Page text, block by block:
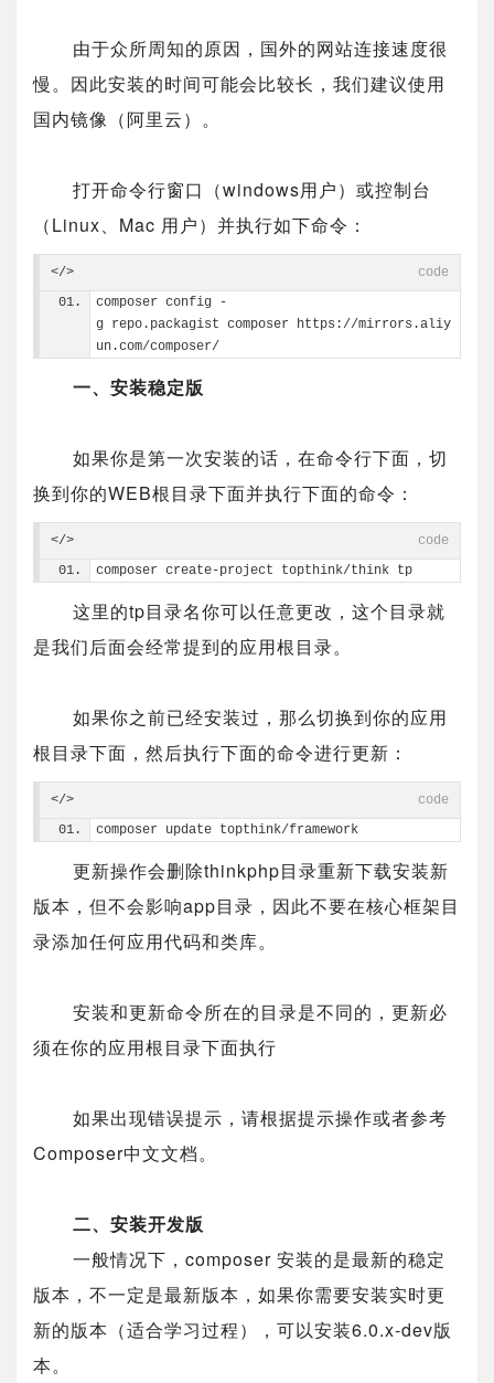
由于众所周知的原因，国外的网站连接速度很
慢。因此安装的时间可能会比较长，我们建议使用
国内镜像（阿里云）。
打开命令行窗口（windows用户）或控制台
（Linux、Mac 用户）并执行如下命令：
</>
code
composer config -
g repo.packagist composer https://mirrors.aliy
un.com/composer/
一、安装稳定版
如果你是第一次安装的话，在命令行下面，切
换到你的WEB根目录下面并执行下面的命令：
</>
code
composer create-project topthink/think tp
这里的tp目录名你可以任意更改，这个目录就
是我们后面会经常提到的应用根目录。
如果你之前已经安装过，那么切换到你的应用
根目录下面，然后执行下面的命令进行更新：
</>
code
composer update topthink/framework
更新操作会删除thinkphp目录重新下载安装新
版本，但不会影响app目录，因此不要在核心框架目
录添加任何应用代码和类库。
安装和更新命令所在的目录是不同的，更新必
须在你的应用根目录下面执行
如果出现错误提示，请根据提示操作或者参考
Composer中文文档。
二、安装开发版
一般情况下，composer 安装的是最新的稳定
版本，不一定是最新版本，如果你需要安装实时更
新的版本（适合学习过程），可以安装6.0.x-dev版
本。